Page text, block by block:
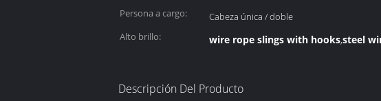
Persona a cargo:
Cabeza única / doble
Alto brillo:
wire rope slings with hooks,steel
Descripción Del Producto